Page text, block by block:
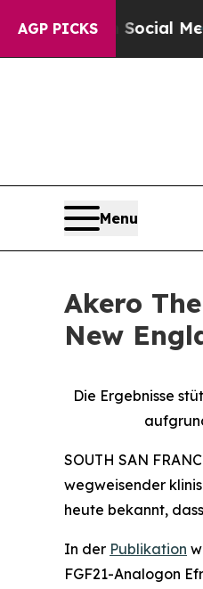
AGP PICKS
Social MediaBig
Menu
Akero
New
Die Ergebnisse
SOUTH SAN
wegweisender
heute bekannt,
In der Publikation
FGF21-Analogon